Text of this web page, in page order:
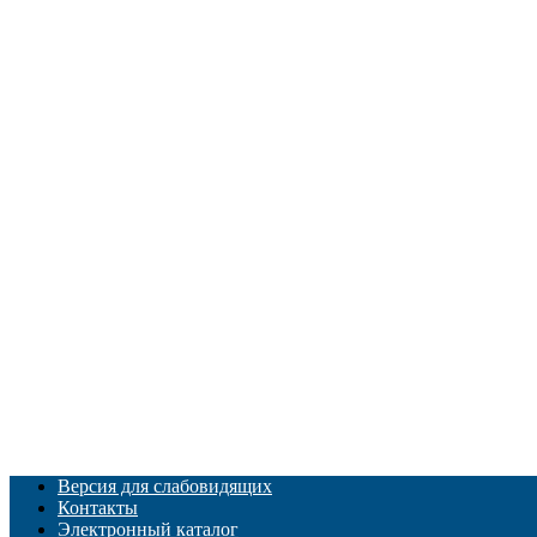
Версия для слабовидящих
Контакты
Электронный каталог